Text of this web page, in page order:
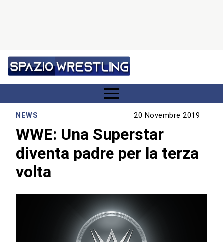
NEWS 20 Novembre 2019
WWE: Una Superstar
diventa padre per la terza
volta